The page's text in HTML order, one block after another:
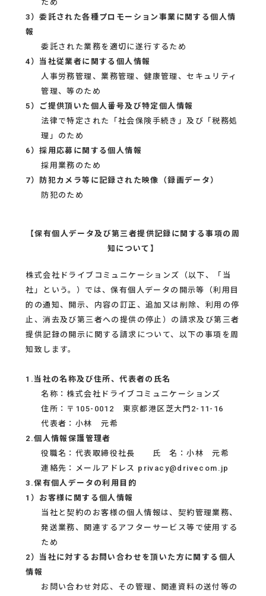
ため
3）委託された各種プロモーション事業に関する個人情
報
委託された業務を適切に遂行するため
4）当社従業者に関する個人情報
人事労務管理、業務管理、健康管理、セキュリティ
管理、等のため
5）ご提供頂いた個人番号及び特定個人情報
法律で特定された「社会保険手続き」及び「税務処
理」のため
6）採用応募に関する個人情報
採用業務のため
7）防犯カメラ等に記録された映像（録画データ）
防犯のため
【保有個人データ及び第三者提供記録に関する事項の周
知について】
株式会社ドライブコミュニケーションズ（以下、「当
社」という。）では、保有個人データの開示等（利用目
的の通知、開示、内容の訂正、追加又は削除、利用の停
止、消去及び第三者への提供の停止）の請求及び第三者
提供記録の開示に関する請求について、以下の事項を周
知致します。
1.当社の名称及び住所、代表者の氏名
名称：株式会社ドライブコミュニケーションズ
住所：〒105-0012 東京都港区芝大門2-11-16
代表者：小林 元希
2.個人情報保護管理者
役職名：代表取締役社長 氏 名：小林 元希
連絡先：メールアドレス privacy@drivecom.jp
3.保有個人データの利用目的
1）お客様に関する個人情報
当社と契約のお客様の個人情報は、契約管理業務、
発送業務、関連するアフターサービス等で使用する
ため
2）当社に対するお問い合わせを頂いた方に関する個人
情報
お問い合わせ対応、その管理、関連資料の送付等の